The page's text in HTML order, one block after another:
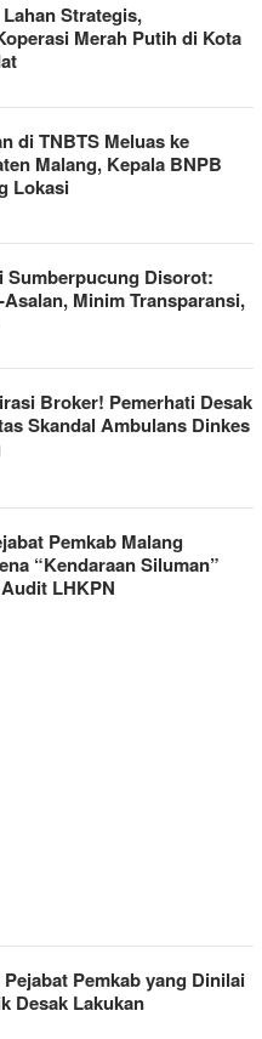
Strategis,
Merah Putih di Kota
di TNBTS Meluas ke
Malang, Kepala BNPB
Lokasi
Sumberpucung Disorot:
Minim Transparansi,
Broker! Pemerhati Desak
Skandal Ambulans Dinkes
Pemkab Malang
“Kendaraan Siluman”
LHKPN
Pemkab yang Dinilai
Desak Lakukan